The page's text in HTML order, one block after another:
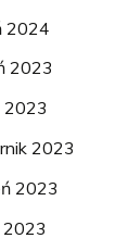
2024
2023
2023
2023
2023
2023